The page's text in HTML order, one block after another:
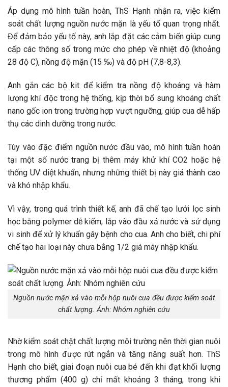
Áp dụng mô hình tuần hoàn, ThS Hạnh nhận ra, việc kiểm
soát chất lượng nguồn nước mặn là yếu tố quan trọng nhất.
Để đảm bảo yếu tố này, anh lắp đặt các cảm biến giúp cung
cấp các thông số trong mức cho phép về nhiệt độ (khoảng
28 độ C), nồng độ mặn (15 ‰) và độ pH (7,8-8,3).
Anh gắn các bộ kit để kiểm tra nồng độ khoáng và hàm
lượng khí độc trong hệ thống, kịp thời bổ sung khoáng chất
nano gốc ion trong trường hợp vượt ngưỡng, giúp cua dễ hấp
thụ các dinh dưỡng trong nước.
Tùy vào đặc điểm nguồn nước đầu vào, mô hình tuần hoàn
tại một số nước trang bị thêm máy khử khí CO2 hoặc hệ
thống UV diệt khuẩn, nhưng những thiết bị này giá thành cao
và khó nhập khẩu.
Vì vậy, trong quá trình thiết kế, anh đã chế tạo lưới lọc sinh
học bằng polymer dễ kiếm, lắp vào đầu xả nước và sử dụng
vi sinh để xử lý khuẩn gây bệnh cho cua. Anh cho biết, chi phí
chế tạo hai loại này chưa bằng 1/2 giá máy nhập khẩu.
Nguồn nước mặn xả vào mỗi hộp nuôi cua đều được kiểm soát
chất lượng. Ảnh: Nhóm nghiên cứu
Nhờ kiểm soát chặt chất lượng môi trường nên thời gian nuôi
trong mô hình được rút ngắn và tăng năng suất hơn. ThS
Hạnh cho biết, giai đoạn nuôi cua bé đến khi đạt khối lượng
thương phẩm (400 g) chỉ mất khoảng 3 tháng, trong khi